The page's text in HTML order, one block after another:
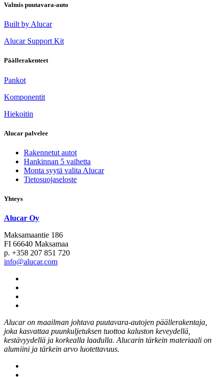
Valmis puutavara-auto
Built by Alucar
Alucar Support Kit
Päällerakenteet
Pankot
Komponentit
Hiekoitin
Alucar palvelee
Rakennetut autot
Hankinnan 5 vaihetta
Monta syytä valita Alucar
Tietosuojaseloste
Yhteys
Alucar Oy
Maksamaantie 186
FI 66640 Maksamaa
p. +358 207 851 720
info@alucar.com
Alucar on maailman johtava puutavara-autojen päällerakentaja,
joka kasvattaa puunkuljetuksen tuottoa kaluston keveydellä,
kestävyydellä ja korkealla laadulla. Alucarin tärkein materiaali on
alumiini ja tärkein arvo luotettavuus.